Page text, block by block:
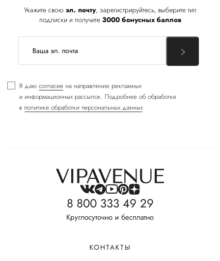
Укажите свою эл. почту, зарегистрируйтесь, выберите тип
подписки и получите 3000 бонусных баллов
Я даю согласие на направление рекламных
и информационных рассылок. Подробнее об обработке
в политике обработки персональных данных
8 800 333 49 29
Круглосуточно и бесплатно
КОНТАКТЫ